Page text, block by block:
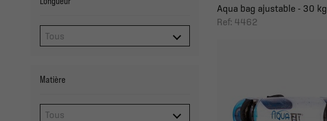
Matière
Aqua bag ajustable - 30 kg
Ref: 4462